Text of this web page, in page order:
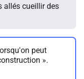
allés cueillir des
peut
».